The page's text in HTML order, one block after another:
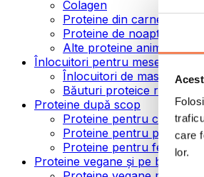
care
lor.
Colagen
Proteine din carne de vită
Proteine de noapte
Alte proteine animale
Înlocuitori pentru mese
Înlocuitori de masă
Băuturi proteice ready to
Proteine după scop
Proteine pentru
Proteine pentru
Proteine pentru femei
Proteine vegane și pe bază de